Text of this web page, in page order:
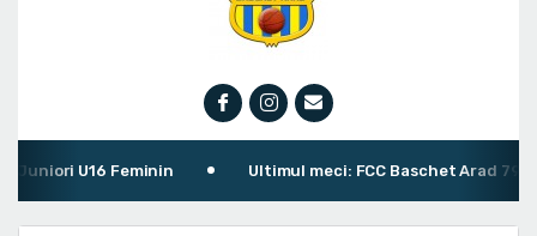
Juniori U16 Feminin Ultimul meci: FCC Baschet Arad 79 -